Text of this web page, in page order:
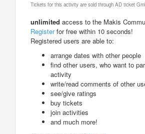
Tickets for this activity are sold through AD ticket
unlimited access to the Makis
Registerfor free within 10 seconds!
Registered users are able to:
arrange dates with other people
find other users, who want to
activity
write/read comments of other
see/give ratings
buy tickets
join activities
and much more!